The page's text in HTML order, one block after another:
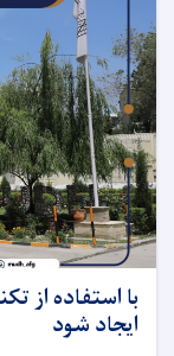
با استفاده از
ایجاد شود